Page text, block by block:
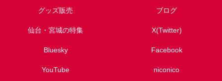
グッズ販売 ブログ
仙台・宮城の特集 X(Twitter)
Bluesky Facebook
YouTube niconico